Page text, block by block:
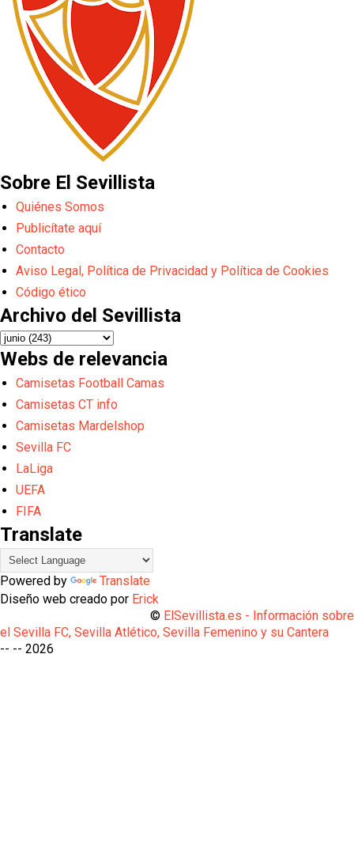
Sobre El Sevillista
Quiénes Somos
Publicítate aquí
Contacto
Aviso Legal, Política de Privacidad y Política de Cookies
Código ético
Archivo del Sevillista
Webs de relevancia
Camisetas Football Camas
Camisetas CT info
Camisetas Mardelshop
Sevilla FC
LaLiga
UEFA
FIFA
Translate
Powered by
Translate
Diseño web creado por Erick
© ElSevillista.es - Información sobre
el Sevilla FC, Sevilla Atlético, Sevilla Femenino y su Cantera
-- -- 2026